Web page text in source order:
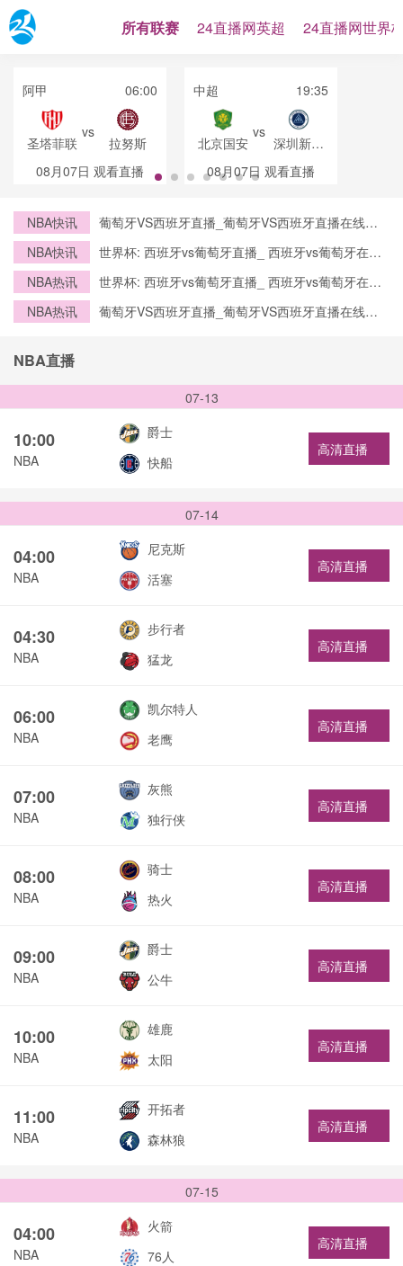
所有联赛 24直播网英超 24直播网世界
阿甲 06:00
圣塔菲联
vs
拉努斯
08月07日 观看直播
中超 19:35
北京国安
vs
深圳新鹏
城
08月07日 观看直播
NBA快讯
葡萄牙VS西班牙直播_葡萄牙VS西班牙直播在线观
NBA快讯
世界杯: 西班牙vs葡萄牙直播_ 西班牙vs葡萄牙在线
NBA热讯
世界杯: 西班牙vs葡萄牙直播_ 西班牙vs葡萄牙在线
NBA热讯
葡萄牙VS西班牙直播_葡萄牙VS西班牙直播在线观
NBA直播
07-13
10:00
NBA
爵士
快船
高清直播
07-14
04:00
NBA
尼克斯
活塞
高清直播
04:30
NBA
步行者
猛龙
高清直播
06:00
NBA
凯尔特人
老鹰
高清直播
07:00
NBA
灰熊
独行侠
高清直播
08:00
NBA
骑士
热火
高清直播
09:00
NBA
爵士
公牛
高清直播
10:00
NBA
雄鹿
太阳
高清直播
11:00
NBA
开拓者
森林狼
高清直播
07-15
04:00
NBA
火箭
76人
高清直播